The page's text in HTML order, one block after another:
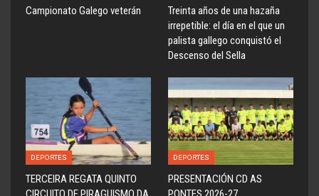
Campionato Galego veterán
Treinta años de una hazaña
irrepetible: el día en el que un
palista gallego conquistó el
Descenso del Sella
DEPORTES
TERCEIRA REGATA QUINTO
DEPORTES
PRESENTACIÓN CD AS